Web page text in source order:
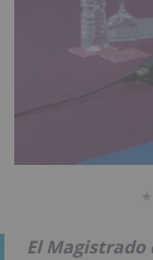
★
El Magistrado